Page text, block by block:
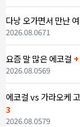
다낭 오가면서 만난
2026.08.0671
요즘 말 많은 에코걸
2026.08.0569
에코걸 vs 가라오케
3
2026.08.0579